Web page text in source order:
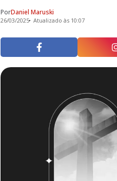
PorDaniel Maruski
26/03/2025 Atualizado às 10:07